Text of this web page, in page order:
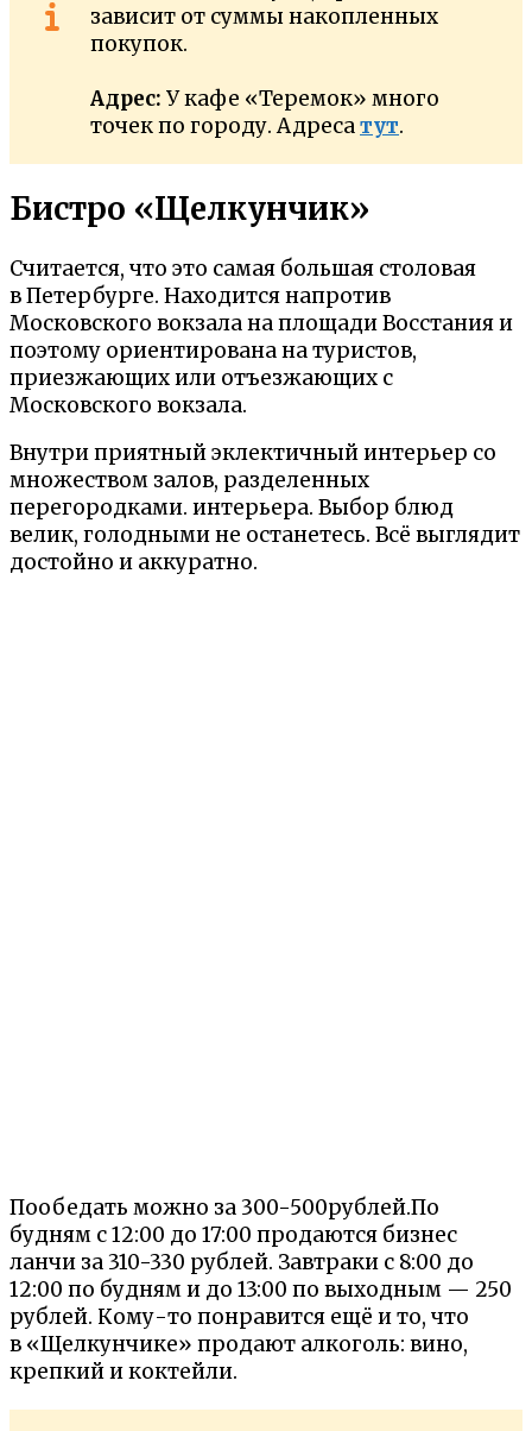
зависит от суммы накопленных
покупок.
Адрес: У кафе «Теремок» много
точек по городу. Адресатут.
Бистро «Щелкунчик»
Считается, что это самая большая столовая
в Петербурге. Находится напротив
Московского вокзала на площади Восстания и
поэтому ориентирована на туристов,
приезжающих или отъезжающих с
Московского вокзала.
Внутри приятный эклектичный интерьер со
множеством залов, разделенных
перегородками. интерьера. Выбор блюд
велик, голодными не останетесь. Всё выглядит
достойно и аккуратно.
Пообедать можно за 300-500рублей.По
будням с 12:00 до 17:00 продаются бизнес
ланчи за 310-330 рублей. Завтраки с 8:00 до
12:00 по будням и до 13:00 по выходным — 250
рублей. Кому-то понравится ещё и то, что
в «Щелкунчике» продают алкоголь: вино,
крепкий и коктейли.